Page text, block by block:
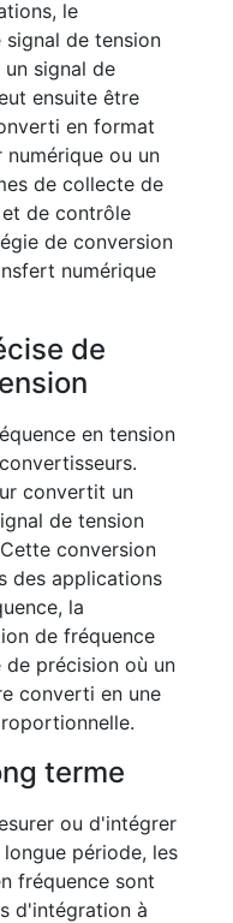
le
de tension
signal de
ensuite être
en format
ou un
de collecte de
de contrôle
de conversion
numérique
de
en tension
convertit un
de tension
conversion
des applications
la
de fréquence
précision où un
converti en une
terme
ou d'intégrer
période, les
fréquence sont
d'intégration à